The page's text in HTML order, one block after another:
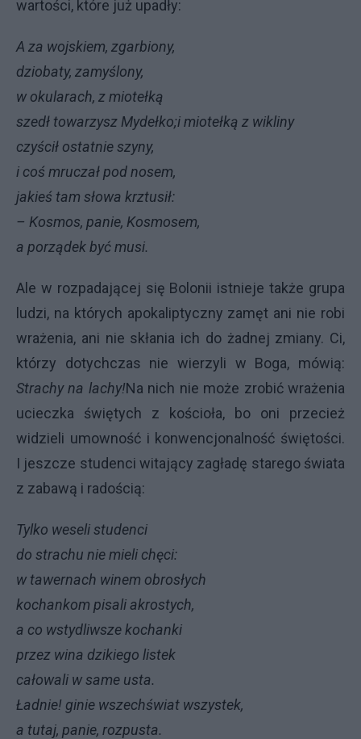
wartości, które już upadły:
A za wojskiem, zgarbiony,
dziobaty, zamyślony,
w okularach, z miotełką
szedł towarzysz Mydełko;i miotełką z wikliny
czyścił ostatnie szyny,
i coś mruczał pod nosem,
jakieś tam słowa krztusił:
– Kosmos, panie, Kosmosem,
a porządek być musi.
Ale w rozpadającej się Bolonii istnieje także grupa
ludzi, na których apokaliptyczny zamęt ani nie robi
wrażenia, ani nie skłania ich do żadnej zmiany. Ci,
którzy dotychczas nie wierzyli w Boga, mówią:
Strachy na lachy!Na nich nie może zrobić wrażenia
ucieczka świętych z kościoła, bo oni przecież
widzieli umowność i konwencjonalność świętości.
I jeszcze studenci witający zagładę starego świata
z zabawą i radością:
Tylko weseli studenci
do strachu nie mieli chęci:
w tawernach winem obrosłych
kochankom pisali akrostych,
a co wstydliwsze kochanki
przez wina dzikiego listek
całowali w same usta.
Ładnie! ginie wszechświat wszystek,
a tutaj, panie, rozpusta.